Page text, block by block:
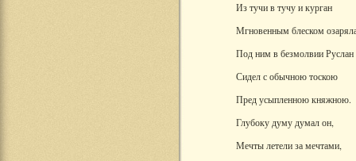
Из тучи в тучу и курган
Мгновенным блеском
Под ним в безмолвии Руслан
Сидел с обычною тоскою
Пред усыпленною княжною.
Глубоку думу думал он,
Мечты летели за мечтами,